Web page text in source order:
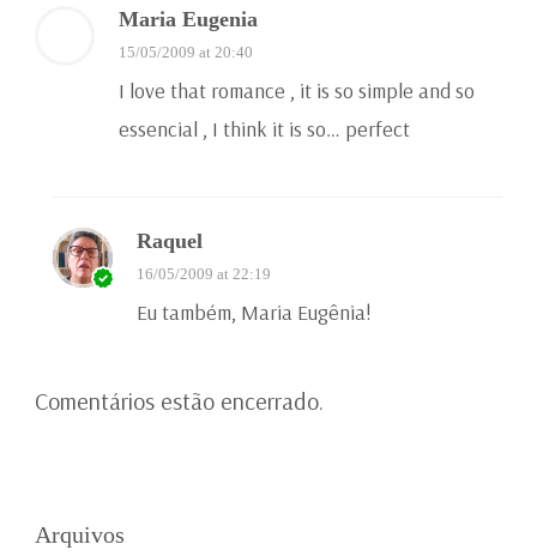
Maria Eugenia
15/05/2009 at 20:40
I love that romance , it is so simple and so
essencial , I think it is so… perfect
Raquel
16/05/2009 at 22:19
Eu também, Maria Eugênia!
Comentários estão encerrado.
Arquivos